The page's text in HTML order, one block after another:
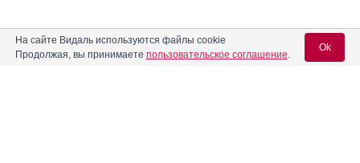
На сайте Видаль используются файлы cookie
Продолжая, вы принимаете пользовательское соглашение.
Ok